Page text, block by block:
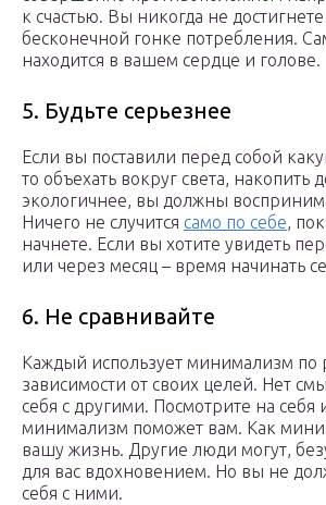
к счастью. Вы никогда не достигнете
бесконечной гонке потребления.
находится в вашем сердце и голове.
5. Будьте серьезнее
Если вы поставили перед собой
то объехать вокруг света, накопить
экологичнее, вы должны
Ничего не случится само по себе,
начнете. Если вы хотите увидеть
или через месяц – время начинать
6. Не сравнивайте
Каждый использует минимализм по
зависимости от своих целей. Нет
себя с другими. Посмотрите на себя
минимализм поможет вам. Как
вашу жизнь. Другие люди могут,
для вас вдохновением. Но вы не
себя с ними.